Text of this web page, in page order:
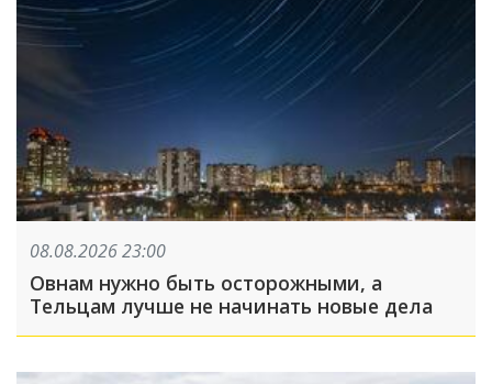
08.08.2026 23:00
Овнам нужно быть осторожными, а
Тельцам лучше не начинать новые дела